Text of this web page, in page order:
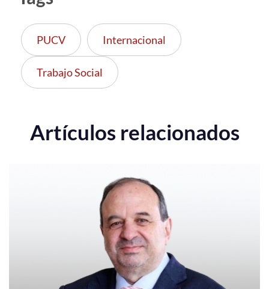
PUCV Internacional
Trabajo Social
Artículos relacionados